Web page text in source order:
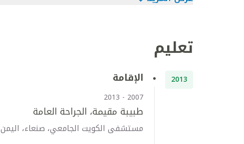
تعليم
2013 الإقامة
2007 - 2013
طبيبة مقيمة، الجراحة العامة
مستشفى الكويت الجامعي، صنعاء، اليمن